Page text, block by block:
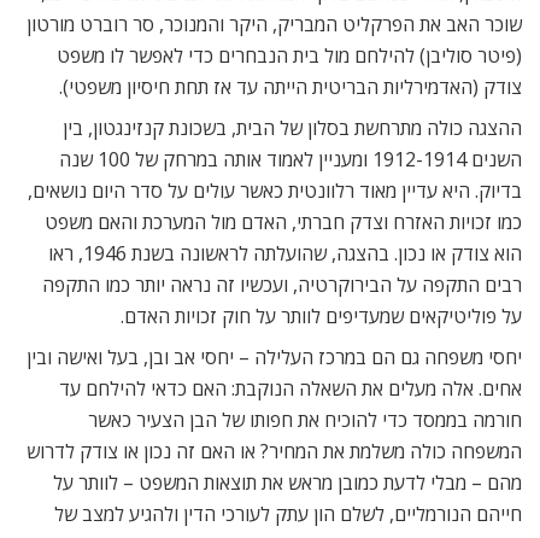
שוכר האב את הפרקליט המבריק, היקר והמנוכר, סר רוברט מורטון
(פיטר סוליבן) להילחם מול בית הנבחרים כדי לאפשר לו משפט
צודק (האדמירליות הבריטית הייתה עד אז תחת חיסיון משפטי).
ההצגה כולה מתרחשת בסלון של הבית, בשכונת קנזינגטון, בין
השנים 1912-1914 ומעניין לאמוד אותה במרחק של 100 שנה
בדיוק. היא עדיין מאוד רלוונטית כאשר עולים על סדר היום נושאים,
כמו זכויות האזרח וצדק חברתי, האדם מול המערכת והאם משפט
הוא צודק או נכון. בהצגה, שהועלתה לראשונה בשנת 1946, ראו
רבים התקפה על הבירוקרטיה, ועכשיו זה נראה יותר כמו התקפה
על פוליטיקאים שמעדיפים לוותר על חוק זכויות האדם.
יחסי משפחה גם הם במרכז העלילה – יחסי אב ובן, בעל ואישה ובין
אחים. אלה מעלים את השאלה הנוקבת: האם כדאי להילחם עד
חורמה בממסד כדי להוכיח את חפותו של הבן הצעיר כאשר
המשפחה כולה משלמת את המחיר? או האם זה נכון או צודק לדרוש
מהם – מבלי לדעת כמובן מראש את תוצאות המשפט – לוותר על
חייהם הנורמליים, לשלם הון עתק לעורכי הדין ולהגיע למצב של